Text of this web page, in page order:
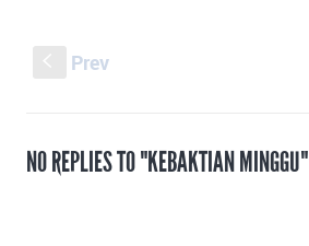
Prev
NO REPLIES TO "KEBAKTIAN MINGGU"